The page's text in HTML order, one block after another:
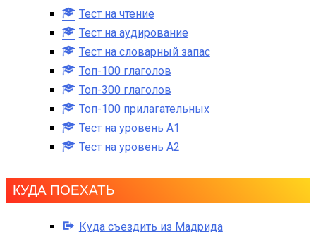
Тест на чтение
Тест на аудирование
Тест на словарный запас
Топ-100 глаголов
Топ-300 глаголов
Топ-100 прилагательных
Тест на уровень A1
Тест на уровень A2
КУДА ПОЕХАТЬ
Куда съездить из Мадрида